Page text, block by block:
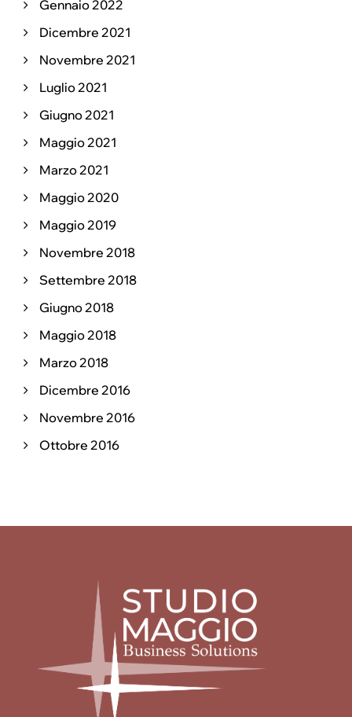
Gennaio 2022
Dicembre 2021
Novembre 2021
Luglio 2021
Giugno 2021
Maggio 2021
Marzo 2021
Maggio 2020
Maggio 2019
Novembre 2018
Settembre 2018
Giugno 2018
Maggio 2018
Marzo 2018
Dicembre 2016
Novembre 2016
Ottobre 2016